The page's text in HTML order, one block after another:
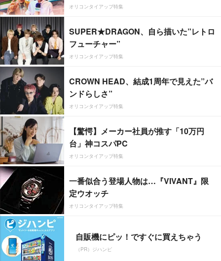
オリコンタイアップ特集
SUPER★DRAGON、自ら描いた”レトロ
フューチャー”
オリコンタイアップ特集
CROWN HEAD、結成1周年で見えた”バ
ンドらしさ”
オリコンタイアップ特集
【驚愕】メーカー社員が推す「10万円
台」神コスパPC
オリコンタイアップ特集
一番似合う登場人物は…『VIVANT』限
定ウオッチ
オリコンタイアップ特集
自販機にピッ！ですぐに買えちゃう
（PR）ジハンピ